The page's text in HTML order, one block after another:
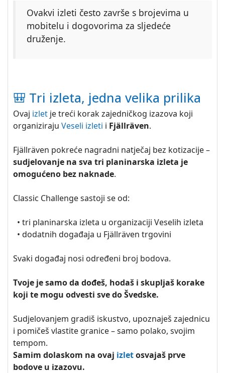
Ovakvi izleti često završe s brojevima u
mobitelu i dogovorima za sljedeće
druženje.
🎒 Tri izleta, jedna velika prilika
Ovaj izlet je treći korak zajedničkog izazova koji
organiziraju Veseli izleti i Fjällräven.
Fjällräven pokreće nagradni natječaj bez kotizacije –
sudjelovanje na sva tri planinarska izleta je
omogućeno bez naknade.
Classic Challenge sastoji se od:
• tri planinarska izleta u organizaciji Veselih izleta
• dodatnih događaja u Fjällräven trgovini
Svaki događaj nosi određeni broj bodova.
Tvoje je samo da dođeš, hodaš i skupljaš korake
koji te mogu odvesti sve do Švedske.
Sudjelovanjem gradiš iskustvo, upoznaješ zajednicu
i pomičeš vlastite granice – samo polako, svojim
tempom.
Samim dolaskom na ovaj izletosvajaš prve
bodove u izazovu.